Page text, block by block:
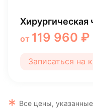
Синус-
от59 388 ₽
Записаться
Все цены,